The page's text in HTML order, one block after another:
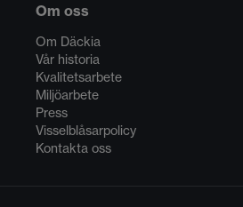
Om oss
Om Däckia
Vår historia
Kvalitetsarbete
Miljöarbete
Press
Visselblåsarpolicy
Kontakta oss